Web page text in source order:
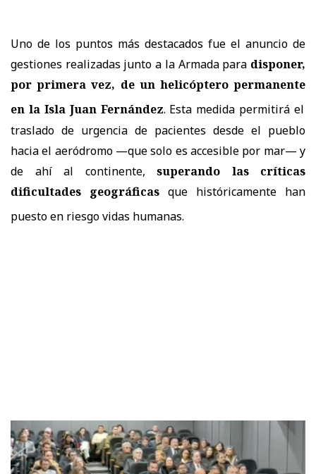
Uno de los puntos más destacados fue el anuncio de
gestiones realizadas junto a la Armada para disponer,
por primera vez, de un helicóptero permanente
en la Isla Juan Fernández. Esta medida permitirá el
traslado de urgencia de pacientes desde el pueblo
hacia el aeródromo —que solo es accesible por mar— y
de ahí al continente, superando las críticas
dificultades geográficas que históricamente han
puesto en riesgo vidas humanas.